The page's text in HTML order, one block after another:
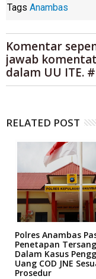
Tags Anambas
Komentar
jawab
dalam UU ITE.
RELATED POST
Polres Anambas
Penetapan
Dalam Kasus
Uang COD JNE
Prosedur